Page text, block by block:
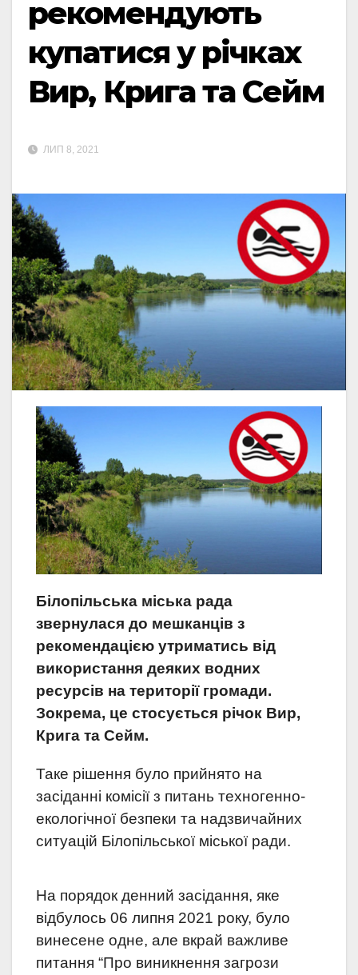
рекомендують
купатися у річках
Вир, Крига та Сейм
ЛИП 8, 2021
Білопільська міська рада
звернулася до мешканців з
рекомендацією утриматись від
використання деяких водних
ресурсів на території громади.
Зокрема, це стосується річок Вир,
Крига та Сейм.
Таке рішення було прийнято на
засіданні комісії з питань техногенно-
екологічної безпеки та надзвичайних
ситуацій Білопільської міської ради.
На порядок денний засідання, яке
відбулось 06 липня 2021 року, було
винесене одне, але вкрай важливе
питання “Про виникнення загрози